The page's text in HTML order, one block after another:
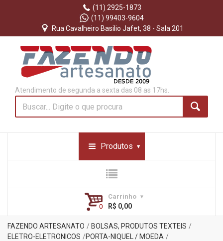
(11) 2925-1873
(11) 99403-9604
Rua Cavalheiro Basilio Jafet, 38 - Sala 201
Atendimento de segunda a sexta das 08 as 17hs.
Produtos
Carrinho
R$ 0,00
FAZENDO ARTESANATO
BOLSAS, PRODUTOS TEXTEIS
ELETRO-ELETRONICOS
PORTA-NIQUEL / MOEDA